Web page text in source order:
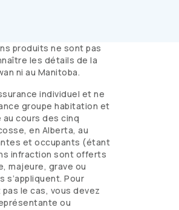
produits ne sont pas
les détails de la
ni au Manitoba.
individuel et ne
groupe habitation et
cours des cinq
en Alberta, au
et occupants (étant
infraction sont offerts
majeure, grave ou
Pour
le cas, vous devez
ou